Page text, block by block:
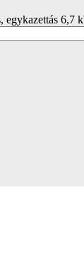
egykazettás 6,7